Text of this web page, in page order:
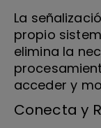
La
propio
elimina la
acceder y
Conecta y